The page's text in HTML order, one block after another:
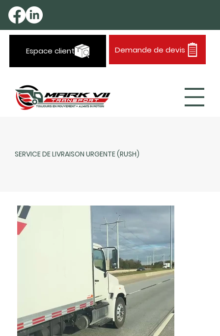
Espace client Demande de devis
SERVICE DE LIVRAISON URGENTE (RUSH)